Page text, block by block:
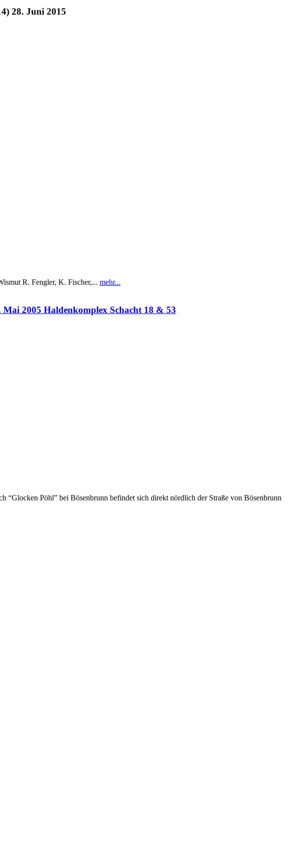
28. Juni 2015
R. Fengler, K. Fischer,... mehr...
Mai 2005 Haldenkomplex Schacht 18 & 53
Pöhl” bei Bösenbrunn befindet sich direkt nördlich der Straße von Bösenbrunn